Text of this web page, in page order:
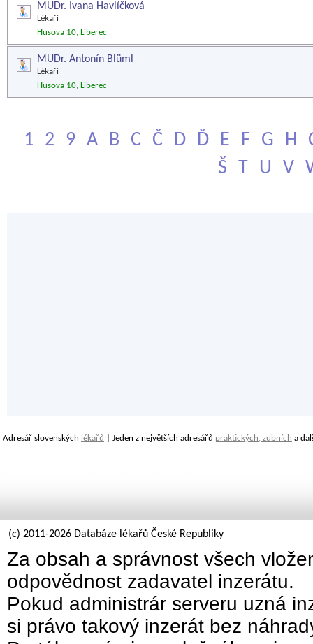
MUDr. Ivana Havlíčková
Lékaři
Husova 10, Liberec
MUDr. Antonín Blüml
Lékaři
Husova 10, Liberec
1 2 9 A B C Č D Ď E F G H
Š
T U V
Adresář slovenských lékařů | Jeden z největších adresářů praktických, zubních a
(c) 2011-2026 Databáze lékařů České Republiky
Za obsah a správnost všech
odpovědnost zadavatel inzerátu.
Pokud administrár serveru uzná
si právo takový inzerát bez